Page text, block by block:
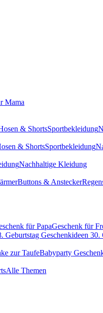
Mama
& ShortsSportbekleidung
& ShortsSportbekleidung
Nachhaltige Kleidung
Buttons & Anstecker
für PapaGeschenk für
Geburtstag Geschenkideen 30.
zur TaufeBabyparty
Alle Themen